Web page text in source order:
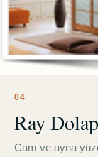
04
Ray
Cam ve ayna